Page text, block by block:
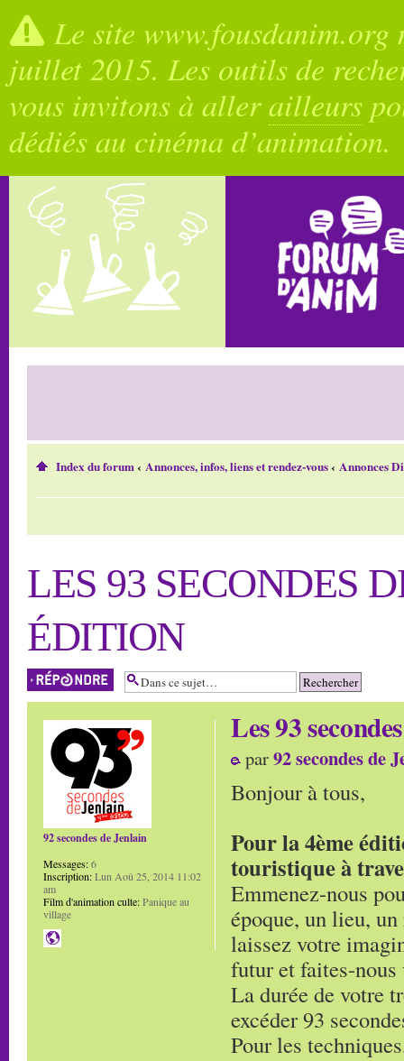
Le site
juillet 2015. Les outils de
vous invitons à allerailleurs
dédiés au cinéma d’animation.
Index du forum‹ Annonces, infos, liens et rendez-vous‹ Annonces
LES 93 SECONDES
ÉDITION
Répondre
Les 93
par92 secondes de
Bonjour à tous,
Pour la 4ème
touristique à
Emmenez-nous
époque, un lieu,
laissez votre
futur et faites-
La durée de votre
excéder 93
Pour les
92 secondes de Jenlain
Messages:6
Inscription:Lun Aoû 25, 2014 11:02
am
Film d'animation culte:Panique au
village